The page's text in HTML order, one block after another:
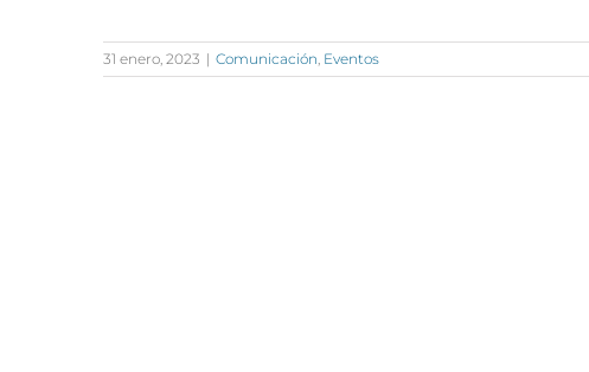
31 enero, 2023 | Comunicación, Eventos